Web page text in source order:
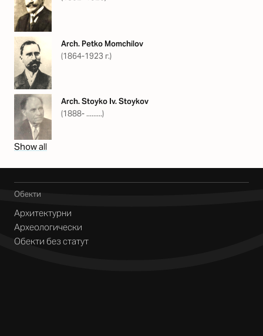
Arch. Petko Momchilov
(1864-1923 г.)
Arch. Stoyko Iv. Stoykov
(1888- .........)
Show all
Обекти
Архитектурни
Археологически
Обекти без статут